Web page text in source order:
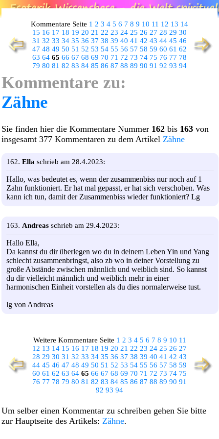
Kommentare Seite 1 2 3 4 5 6 7 8 9 10 11 12 13 14
15 16 17 18 19 20 21 22 23 24 25 26 27 28 29 30
31 32 33 34 35 36 37 38 39 40 41 42 43 44 45 46
47 48 49 50 51 52 53 54 55 56 57 58 59 60 61 62
63 64 65 66 67 68 69 70 71 72 73 74 75 76 77 78
79 80 81 82 83 84 85 86 87 88 89 90 91 92 93 94
Kommentare zu:
Zähne
Sie finden hier die Kommentare Nummer 162 bis 163 von
insgesamt 377 Kommentaren zu dem Artikel Zähne
162. Ella schrieb am 28.4.2023:
Hallo, was bedeutet es, wenn der zusammenbiss nur noch auf 1
Zahn funktioniert. Er hat mal gepasst, er hat sich verschoben. Was
kann ich tun, damit der Zusammenbiss wieder funktioniert? Lg
163. Andreas schrieb am 29.4.2023:
Hallo Ella,
Da kannst du dir überlegen wo du in deinem Leben Yin und Yang
schlecht zusammenbringst, also zb wo in deiner Vorstellung zu
große Abstände zwischen männlich und weiblich sind. So kannst
du dir vielleicht männlich und weiblich mehr in einer
harmonischen Einheit vorstellen als du dies normalerweise tust.
lg von Andreas
Weitere Kommentare Seite 1 2 3 4 5 6 7 8 9 10 11
12 13 14 15 16 17 18 19 20 21 22 23 24 25 26 27
28 29 30 31 32 33 34 35 36 37 38 39 40 41 42 43
44 45 46 47 48 49 50 51 52 53 54 55 56 57 58 59
60 61 62 63 64 65 66 67 68 69 70 71 72 73 74 75
76 77 78 79 80 81 82 83 84 85 86 87 88 89 90 91
92 93 94
Um selber einen Kommentar zu schreiben gehen Sie bitte
zur Hauptseite des Artikels: Zähne.